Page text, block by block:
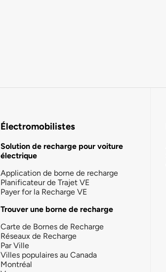
Électromobilistes
Solution de recharge pour voiture
électrique
Application de borne de recharge
Planificateur de Trajet VE
Payer for la Recharge VE
Trouver une borne de recharge
Carte de Bornes de Recharge
Réseaux de Recharge
Par Ville
Villes populaires au Canada
Montréal